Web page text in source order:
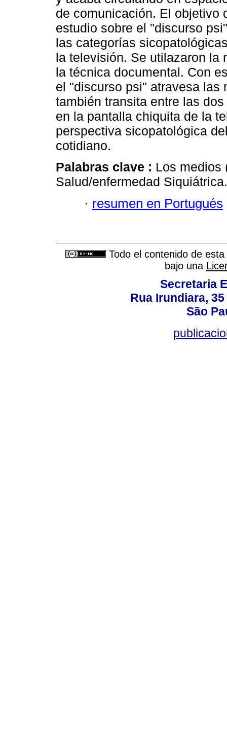
de comunicación. El objetivo
estudio sobre el "discurso
las categorías
la televisión. Se utilazaron la
la técnica documental. Con
el "discurso psi" atravesa las
también transita entre las
en la pantalla chiquita de la
perspectiva sicopatológica
cotidiano.
Palabras clave : Los medios
Salud/enfermedad Siquiátrica.
· resumen en Portugués
Todo el contenido de
bajo una
Secretaria
Rua Irundiara,
São